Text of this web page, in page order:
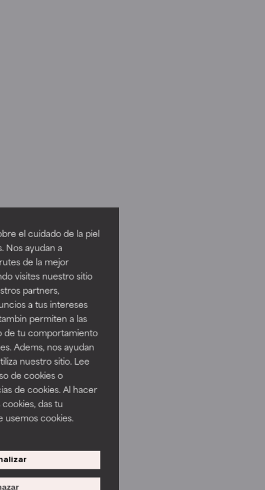
el cuidado de la piel
Nos ayudan a
de la mejor
visites nuestro sitio
partners,
a tus intereses
permiten a las
de tu comportamiento
Adems, nos ayudan
nuestro sitio. Lee
de cookies o
de cookies. Al hacer
das tu
usemos cookies.